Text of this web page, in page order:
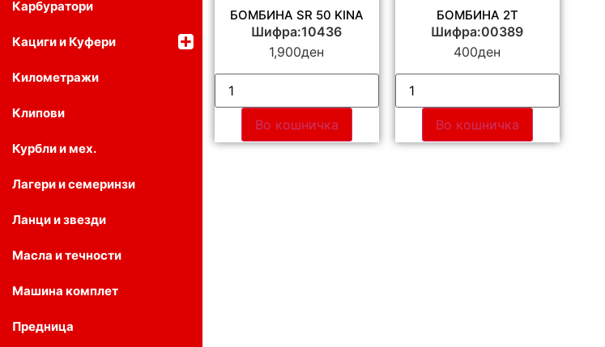
Карбуратори
Кациги и Куфери
Километражи
Клипови
Курбли и мех.
Лагери и семеринзи
Ланци и звезди
Масла и течности
Машина комплет
Предница
БОМБИНА SR 50 KINA
Шифра:10436
1,900ден
Во кошничка
БОМБИНА 2T
Шифра:00389
400ден
Во кошничка